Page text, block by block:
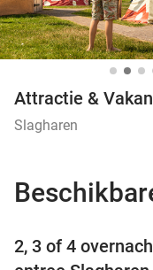
Attractie &
Slagharen
2, 3 of 4